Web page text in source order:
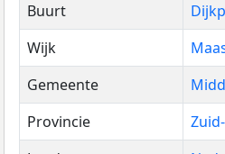
Buurt
Wijk
Gemeente
Provincie